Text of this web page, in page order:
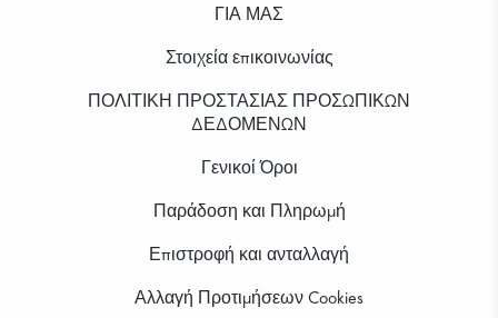
ΓΙΑ ΜΑΣ
Στοιχεία επικοινωνίας
ΠΟΛΙΤΙΚΗ ΠΡΟΣΤΑΣΙΑΣ ΠΡΟΣΩΠΙΚΩΝ
ΔΕΔΟΜΕΝΩΝ
Γενικοί Όροι
Παράδοση και Πληρωμή
Επιστροφή και ανταλλαγή
Αλλαγή Προτιμήσεων Cookies